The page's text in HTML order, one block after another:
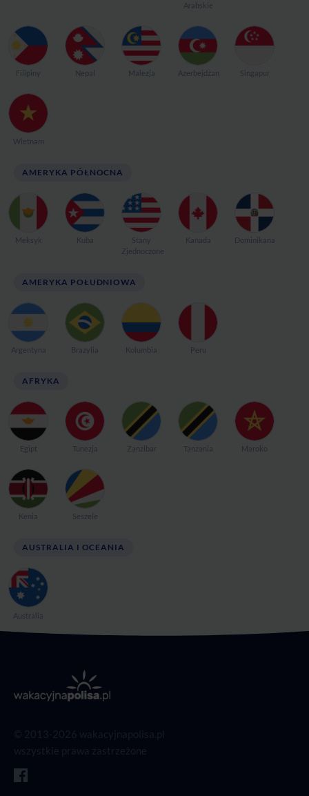
Arabskie
Filipiny Nepal Malezja Azerbejdżan Singapur
Wietnam
AMERYKA PÓŁNOCNA
Meksyk Kuba
Stany
Zjednoczone
Kanada Dominikana
AMERYKA POŁUDNIOWA
Argentyna Brazylia Kolumbia Peru
AFRYKA
Egipt Tunezja Zanzibar Tanzania Maroko
Kenia Seszele
AUSTRALIA I OCEANIA
Australia